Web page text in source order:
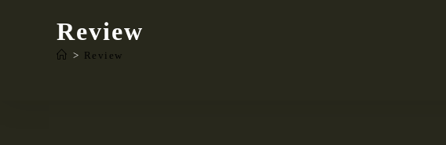
Review
> Review